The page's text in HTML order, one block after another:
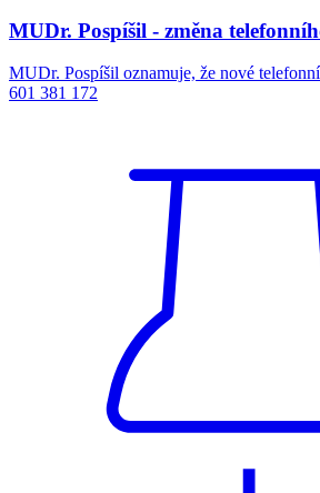
MUDr. Pospíšil - změna
MUDr. Pospíšil oznamuje, že nové
601 381 172